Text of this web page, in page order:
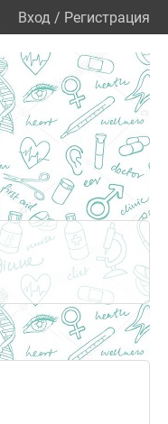
Вход / Регистрация